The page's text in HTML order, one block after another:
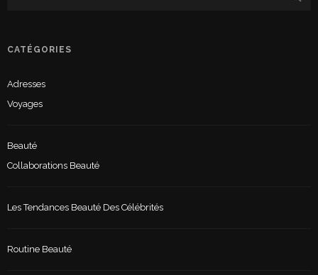
CATÉGORIES
Adresses
Voyages
Beauté
Collaborations Beauté
Les Tendances Beauté Des Célébrités
Routine Beauté